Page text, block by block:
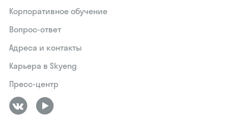
Корпоративное обучение
Вопрос-ответ
Адреса и контакты
Карьера в Skyeng
Пресс-центр